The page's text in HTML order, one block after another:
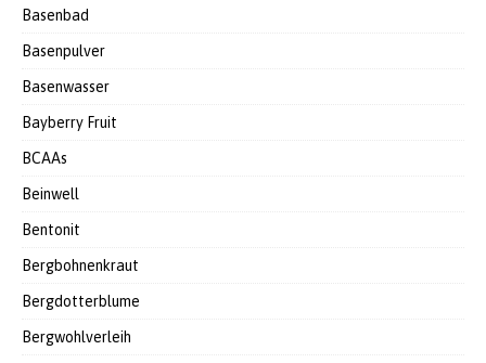
Basenbad
Basenpulver
Basenwasser
Bayberry Fruit
BCAAs
Beinwell
Bentonit
Bergbohnenkraut
Bergdotterblume
Bergwohlverleih